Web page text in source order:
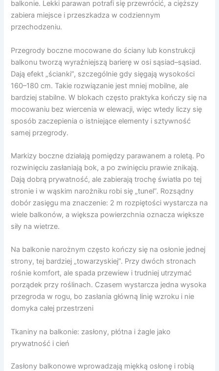
balkonie. Lekki parawan potrafi się przewrócić, a cięższy
zabiera miejsce i przeszkadza w codziennym
przechodzeniu.
Przegrody boczne mocowane do ściany lub konstrukcji
balkonu tworzą wyraźniejszą barierę w osi sąsiad–sąsiad.
Dają efekt „ścianki”, szczególnie gdy sięgają wysokości
160–180 cm. Takie rozwiązanie jest mniej mobilne, ale
bardziej stabilne. W blokach często praktyka kończy się na
mocowaniu bez wiercenia w elewacji, więc wtedy liczy się
sposób zaczepienia o istniejące elementy i sztywność
samej przegrody.
Markizy boczne działają pomiędzy parawanem a roletą. Po
rozwinięciu zasłaniają bok, a po zwinięciu prawie znikają.
Dają dobrą prywatność, ale zabierają trochę światła po tej
stronie i w wąskim narożniku robi się „tunel”. Rozsądny
dobór zasięgu ma znaczenie: 2 m rozpiętości wystarcza na
wiele balkonów, a większa powierzchnia oznacza większe
siły na wietrze.
Na balkonie narożnym często kończy się na osłonie jednej
strony, tej bardziej „towarzyskiej”. Przy dwóch stronach
rośnie komfort, ale spada przewiew i trudniej utrzymać
porządek przy roślinach. Czasem wystarcza jedna wysoka
przegroda w rogu, bo zasłania główną linię wzroku i nie
domyka całej przestrzeni
Tkaniny na balkonie: zasłony, płótna i żagle jako
prywatność i cień
Zasłony balkonowe wprowadzają miękką osłonę i robią